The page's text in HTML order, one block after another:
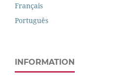
Français
Português
INFORMATION